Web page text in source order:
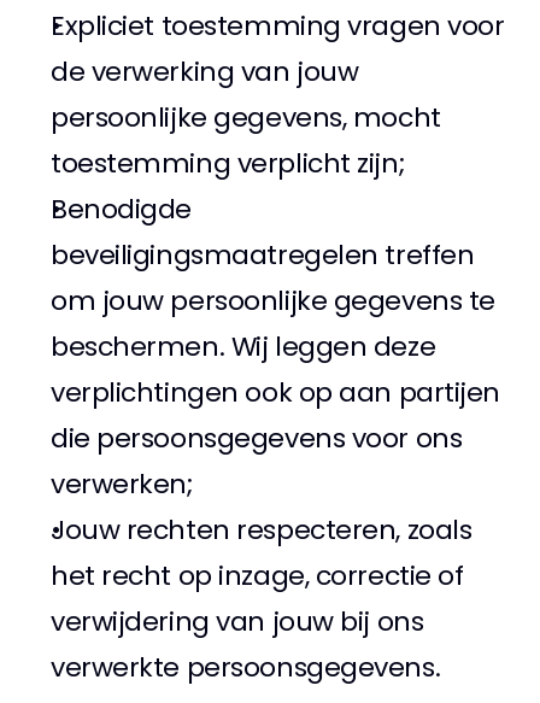
Expliciet toestemming vragen voor
de verwerking van jouw
persoonlijke gegevens, mocht
toestemming verplicht zijn;
Benodigde
beveiligingsmaatregelen treffen
om jouw persoonlijke gegevens te
beschermen. Wij leggen deze
verplichtingen ook op aan partijen
die persoonsgegevens voor ons
verwerken;
Jouw rechten respecteren, zoals
het recht op inzage, correctie of
verwijdering van jouw bij ons
verwerkte persoonsgegevens.